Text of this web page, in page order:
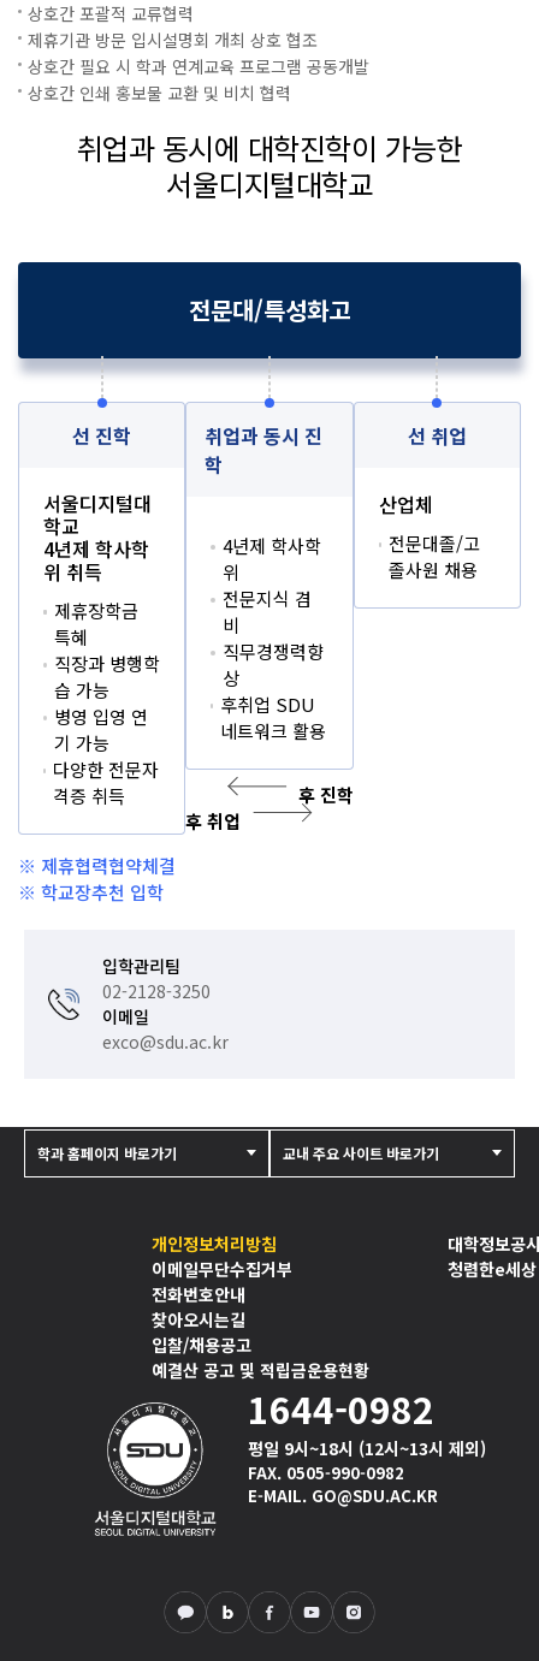
상호간 포괄적 교류협력
제휴기관 방문 입시설명회 개최 상호 협조
상호간 필요 시 학과 연계교육 프로그램 공동개발
상호간 인쇄 홍보물 교환 및 비치 협력
취업과 동시에 대학진학이 가능한
서울디지털대학교
전문대/특성화고
선 진학
서울디지털대
학교
4년제 학사학
위 취득
제휴장학금
특혜
직장과 병행학
습 가능
병영 입영 연
기 가능
다양한 전문자
격증 취득
취업과 동시 진
학
4년제 학사학
위
전문지식 겸
비
직무경쟁력향
상
후취업 SDU
네트워크 활용
후 진학
후 취업
선 취업
산업체
전문대졸/고
졸사원 채용
※ 제휴협력협약체결
※ 학교장추천 입학
입학관리팀
02-2128-3250
이메일
exco@sdu.ac.kr
개인정보처리방침
이메일무단수집거부
전화번호안내
찾아오시는길
입찰/채용공고
예결산 공고 및 적립금운용현황
대학정보공
청렴한e세상
1644-0982
평일 9시~18시 (12시~13시 제외)
FAX. 0505-990-0982
E-MAIL. GO@SDU.AC.KR
학과 홈페이지 바로가기 교내 주요 사이트 바로가기